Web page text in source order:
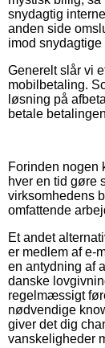
snydagtig
anden side
imod snydagtige
Generelt slår vi
mobilbetaling.
løsning på
betale
Forinden nogen
hver en tid gøre
virksomhedens
omfattende
Et andet
er medlem af e-
en antydning af
danske
regelmæssigt
nødvendige
giver det dig
vanskeligheder